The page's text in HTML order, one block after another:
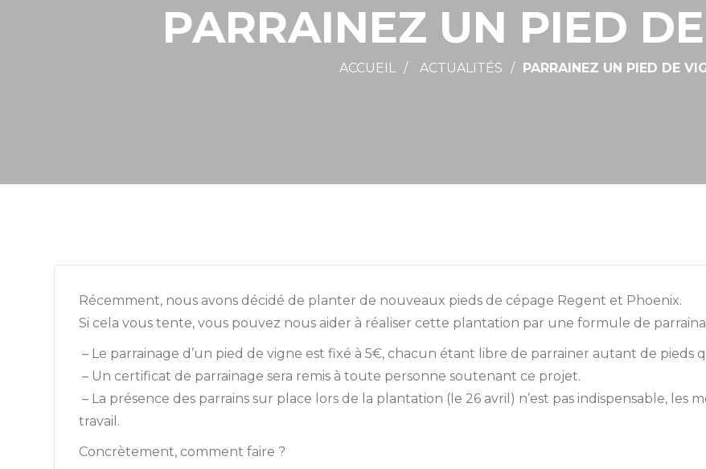
PARRAINEZ UN PIED
ACCUEIL ACTUALITÉS PARRAINEZ UN PIED DE
Récemment, nous avons décidé de planter de nouveaux pieds de cépage Regent et Phoenix.
Si cela vous tente, vous pouvez nous aider à réaliser cette plantation par une formule de
– Le parrainage d’un pied de vigne est fixé à 5€, chacun étant libre de parrainer autant de pieds
– Un certificat de parrainage sera remis à toute personne soutenant ce projet.
– La présence des parrains sur place lors de la plantation (le 26 avril) n’est pas indispensable, les
travail.
Concrètement, comment faire ?